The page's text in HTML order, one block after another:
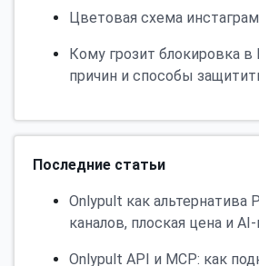
Цветовая схема
Кому грозит блокировка в
причин и способы
Последние статьи
Onlypult как альтернатива
каналов, плоская цена и
Onlypult API и MCP: как